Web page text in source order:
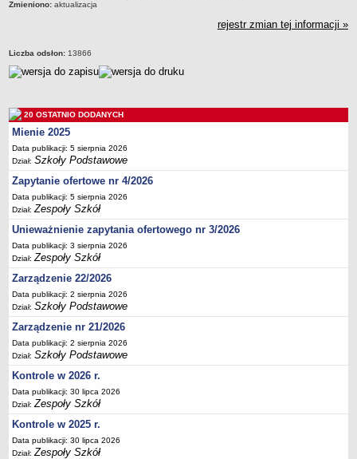
Zespół Poradni
BIURO FINANSÓW OŚWIATY
Statut
Majątek
Godziny dyżurów
Ogłoszenia
Zarządzenia
Rejestry, ewidencje, archiwa
Kontrole
PONOWNE WYKORZYSTYWANIE
Sprawozdania
Deklaracja dostępności
DEKLARACJA DOSTĘPNOŚCI
OŚWIADCZENIA MAJĄTKOWE
PONOWNE WYKORZYSTYWANIE
UDOSTĘPNIANIE INFORMACJI PUBLICZNEJ
OCHRONA DANYCH OSOBOWYCH
Zmieniono: aktualizacja
rejestr zmian tej informacji »
Liczba odsłon: 13866
20 OSTATNIO DODANYCH
Mienie 2025
Data publikacji: 5 sierpnia 2026
Dział:Szkoły Podstawowe
Zapytanie ofertowe nr 4/2026
Data publikacji: 5 sierpnia 2026
Dział:Zespoły Szkół
Unieważnienie zapytania ofertowego nr 3/2026
Data publikacji: 3 sierpnia 2026
Dział:Zespoły Szkół
Zarządzenie 22/2026
Data publikacji: 2 sierpnia 2026
Dział:Szkoły Podstawowe
Zarządzenie nr 21/2026
Data publikacji: 2 sierpnia 2026
Dział:Szkoły Podstawowe
Kontrole w 2026 r.
Data publikacji: 30 lipca 2026
Dział:Zespoły Szkół
Kontrole w 2025 r.
Data publikacji: 30 lipca 2026
Dział:Zespoły Szkół